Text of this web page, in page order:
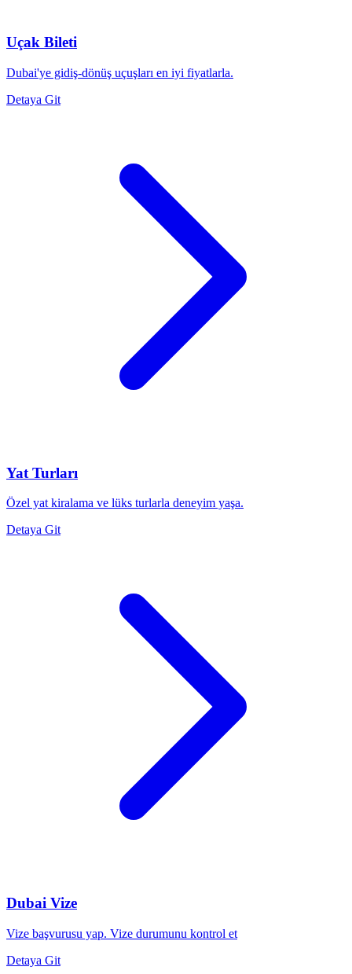
Uçak Bileti
Dubai'ye gidiş-dönüş uçuşları en iyi fiyatlarla.
Detaya Git
Yat Turları
Özel yat kiralama ve lüks turlarla deneyim yaşa.
Detaya Git
Dubai Vize
Vize başvurusu yap. Vize durumunu kontrol et
Detaya Git